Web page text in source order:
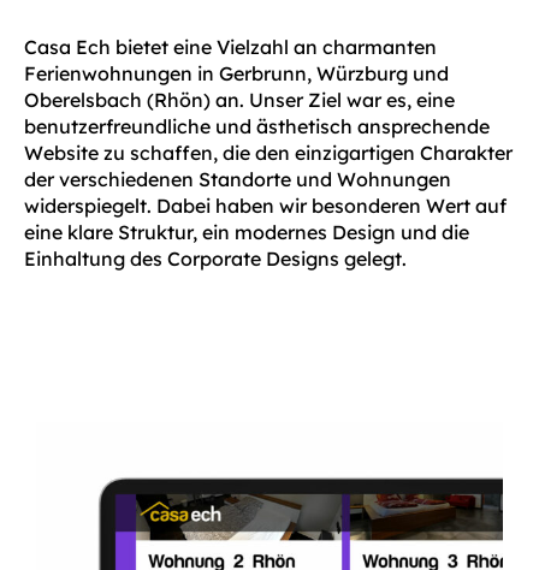
Casa Ech bietet eine Vielzahl an charmanten
Ferienwohnungen in Gerbrunn, Würzburg und
Oberelsbach (Rhön) an. Unser Ziel war es, eine
benutzerfreundliche und ästhetisch ansprechende
Website zu schaffen, die den einzigartigen Charakter
der verschiedenen Standorte und Wohnungen
widerspiegelt. Dabei haben wir besonderen Wert auf
eine klare Struktur, ein modernes Design und die
Einhaltung des Corporate Designs gelegt.